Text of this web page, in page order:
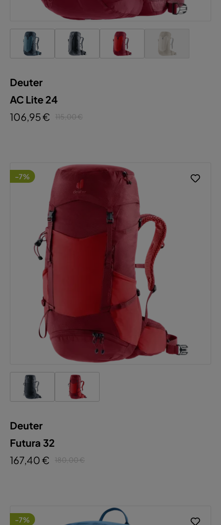
Deuter
AC Lite 24
106,95 €
115,00 €
-7%
Deuter
Futura 32
167,40 €
180,00 €
-7%